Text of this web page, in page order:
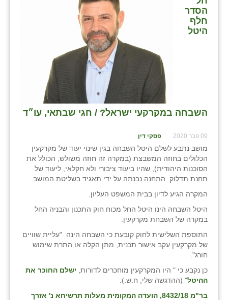
הסדר
חלף
היטל
השבחה במקרקעי ישראל? / חגי שבתאי, עו״ד
09 פבר 2020 פסקי דין
מושב נתבע לשלם היטל השבחה בגין שינוי יעוד של מקרקעין
הכלולים בחוזה המשבצת (במקרה זה חוזה משולש, הכולל את
הסוכנות היהודית), שהיו ביעוד ציבורי ולא חקלאי, ליעוד של
תחנת תדלוק. התחנה נבנתה על ידי תאגיד בשליטת המושב.
המקרה הגיע לדיון בבית המשפט העליון.
היטל השבחה הינו היטל החל מכוח חוק התכנון והבניה החל
במקרה של השבחת מקרקעין.
התוספת השלישית לחוק קובעת כי השבחה הינה "עליית שוויים
של מקרקעין עקב אישור תכנית, מתן הקלה או התרת שימוש
חורג".
כן נקבע כי " היו המקרקעין מוחכרים לדורות, ישלם החוכר את
ההיטל" (ההדגשה שלי, ח.ש.).
בר"מ 8432/18, הועדה המקומית מעלות תרשיחא נ' אזרך